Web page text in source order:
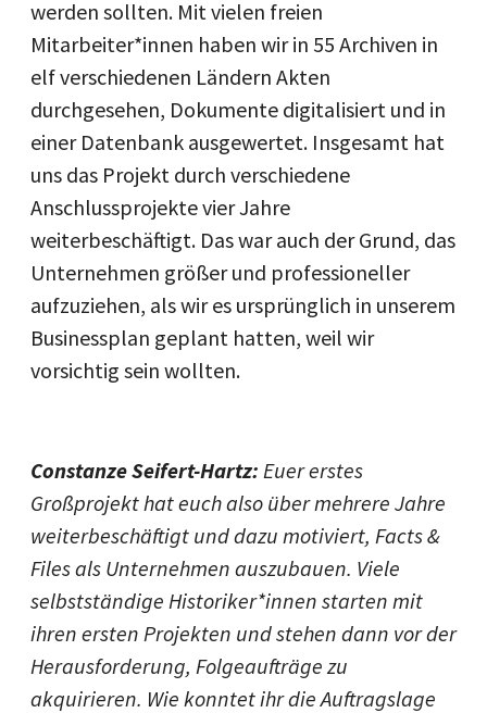
werden sollten. Mit vielen freien
Mitarbeiter*innen haben wir in 55 Archiven in
elf verschiedenen Ländern Akten
durchgesehen, Dokumente digitalisiert und in
einer Datenbank ausgewertet. Insgesamt hat
uns das Projekt durch verschiedene
Anschlussprojekte vier Jahre
weiterbeschäftigt. Das war auch der Grund, das
Unternehmen größer und professioneller
aufzuziehen, als wir es ursprünglich in unserem
Businessplan geplant hatten, weil wir
vorsichtig sein wollten.
Constanze Seifert-Hartz: Euer erstes
Großprojekt hat euch also über mehrere Jahre
weiterbeschäftigt und dazu motiviert, Facts &
Files als Unternehmen auszubauen. Viele
selbstständige Historiker*innen starten mit
ihren ersten Projekten und stehen dann vor der
Herausforderung, Folgeaufträge zu
akquirieren. Wie konntet ihr die Auftragslage